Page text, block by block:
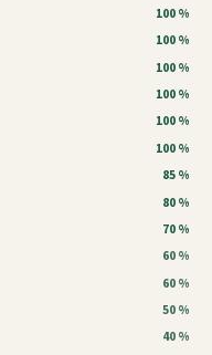
100 %
100 %
100 %
100 %
100 %
100 %
85 %
80 %
70 %
60 %
60 %
50 %
40 %